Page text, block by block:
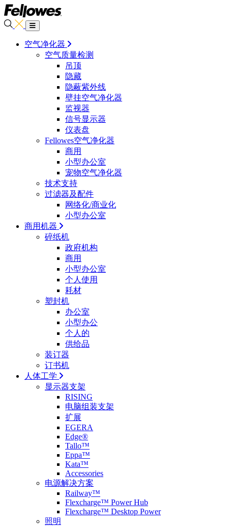
空气净化器
空气质量检测
吊顶
隐藏
隐蔽紫外线
壁挂空气净化器
监视器
信号显示器
仪表盘
Fellowes空气净化器
商用
小型办公室
宠物空气净化器
技术支持
过滤器及配件
网络化/商业化
小型办公室
商用机器
碎纸机
政府机构
商用
小型办公室
个人使用
耗材
塑封机
办公室
小型办公
个人的
供给品
装订器
订书机
人体工学
显示器支架
RISING
电脑组装支架
扩展
EGERA
Edge®
Tallo™
Eppa™
Kata™
Accessories
电源解决方案
Railway™
Flexcharge™ Power Hub
Flexcharge™ Desktop Power
照明